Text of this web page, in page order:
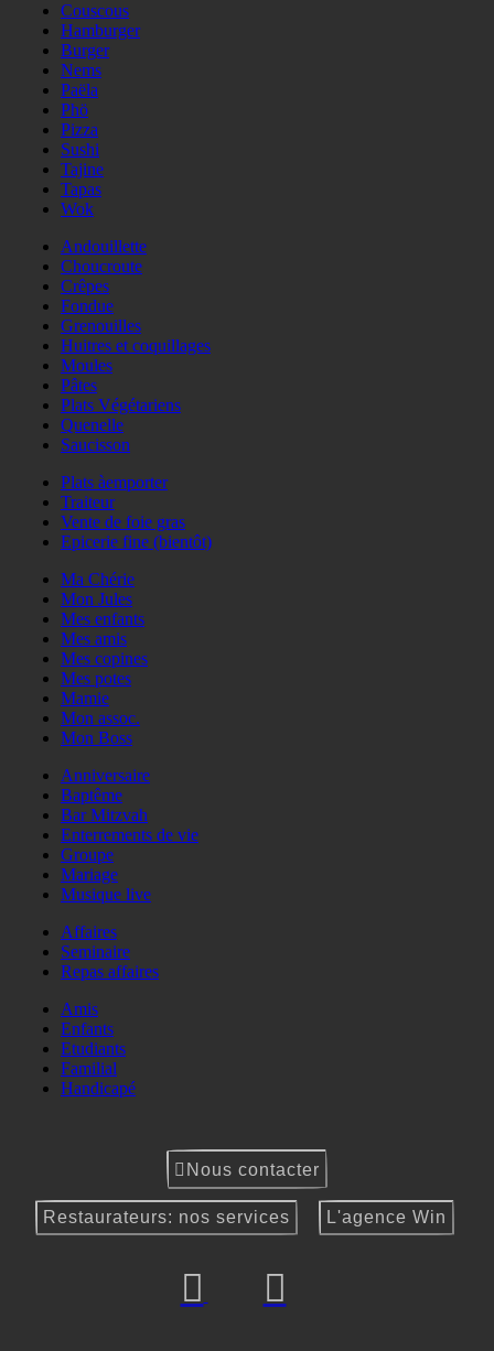
Couscous
Hamburger
Burger
Nems
Paëla
Phö
Pizza
Sushi
Tajine
Tapas
Wok
Andouillette
Choucroute
Crêpes
Fondue
Grenouilles
Huitres et coquillages
Moules
Pâtes
Plats Végétariens
Quenelle
Saucisson
Plats àemporter
Traiteur
Vente de foie gras
Epicerie fine (bientôt)
Ma Chérie
Mon Jules
Mes enfants
Mes amis
Mes copines
Mes potes
Mamie
Mon assoc.
Mon Boss
Anniversaire
Baptême
Bar Mitzvah
Enterrements de vie
Groupe
Mariage
Musique live
Affaires
Seminaire
Repas affaires
Amis
Enfants
Etudiants
Familial
Handicapé
Nous contacter
Restaurateurs: nos services L'agence Win